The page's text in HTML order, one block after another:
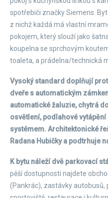
spotřebiči značky Siemens.
z nichž každá má vlastní
pokojem, který slouží jako
koupelna se sprchovým
toaleta, a prádelna/technická
Vysoký standard doplňují
dveře s automatickým
automatické žaluzie, chytrá
osvětlení, podlahové
systémem. Architektonické
Radana Hubičky a podtrhuje
K bytu náleží dvě parkovací
pěší dostupnosti najdete
(Pankrác), zastávky autobusů,